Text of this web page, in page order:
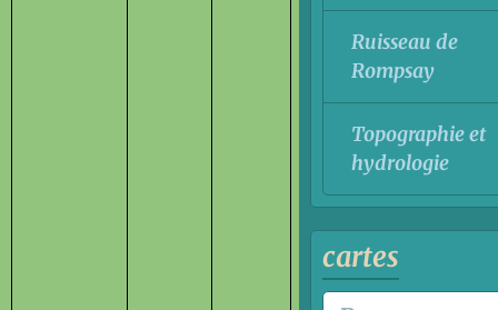
Ruisseau de
Rompsay
Topographie et
hydrologie
cartes